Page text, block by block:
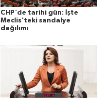
CHP'de tarihi gün: İşte
Meclis'teki sandalye
dağılımı